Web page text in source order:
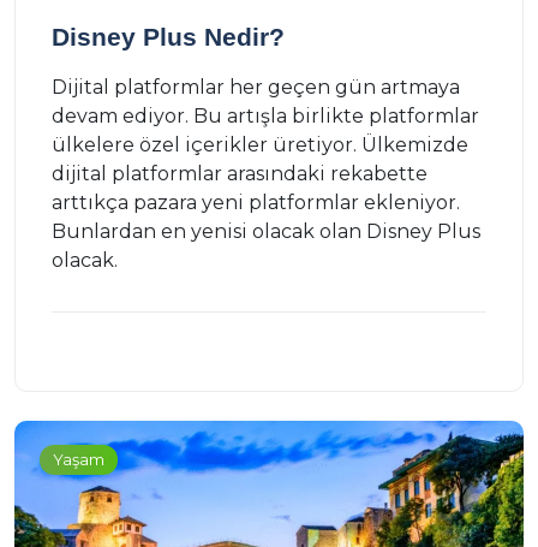
Disney Plus Nedir?
Dijital platformlar her geçen gün artmaya
devam ediyor. Bu artışla birlikte platformlar
ülkelere özel içerikler üretiyor. Ülkemizde
dijital platformlar arasındaki rekabette
arttıkça pazara yeni platformlar ekleniyor.
Bunlardan en yenisi olacak olan Disney Plus
olacak.
Yaşam